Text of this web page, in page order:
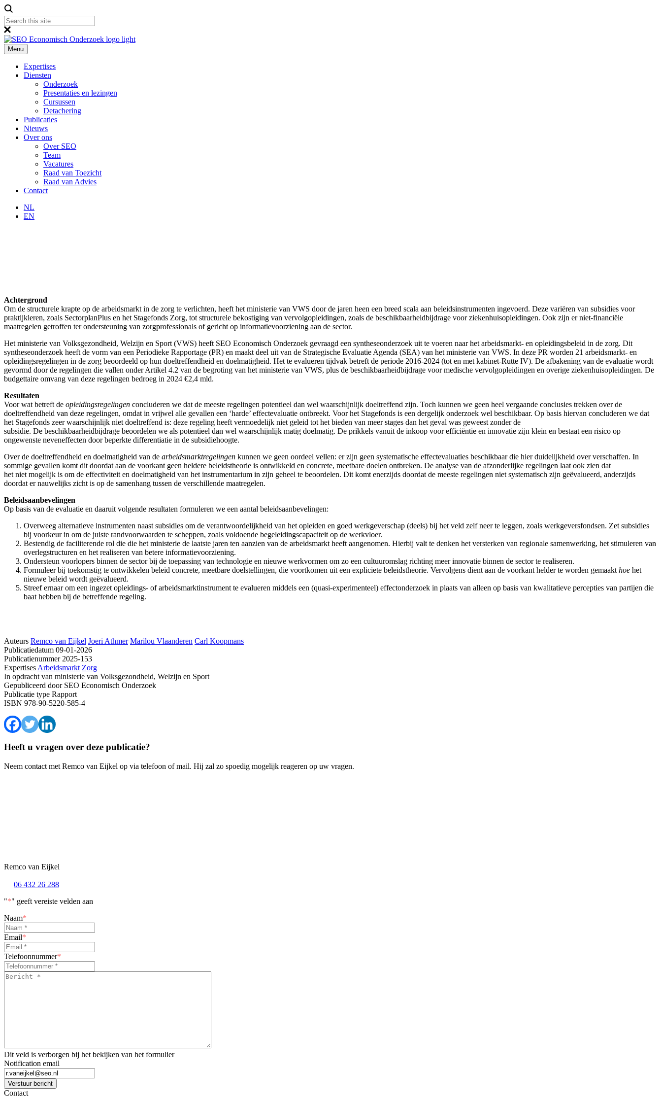
Menu
Expertises
Diensten
Onderzoek
Presentaties en lezingen
Cursussen
Detachering
Publicaties
Nieuws
Over ons
Over SEO
Team
Vacatures
Raad van Toezicht
Raad van Advies
Contact
NL
EN
Achtergrond
Om de structurele krapte op de arbeidsmarkt in de zorg te verlichten, heeft het ministerie van VWS door de jaren heen een breed scala aan beleidsinstrumenten ingevoerd. Deze variëren van subsidies voor
praktijkleren, zoals SectorplanPlus en het Stagefonds Zorg, tot structurele bekostiging van vervolgopleidingen, zoals de beschikbaarheidbijdrage voor ziekenhuisopleidingen. Ook zijn er niet-financiële
maatregelen getroffen ter ondersteuning van zorgprofessionals of gericht op informatievoorziening aan de sector.
Het ministerie van Volksgezondheid, Welzijn en Sport (VWS) heeft SEO Economisch Onderzoek gevraagd een syntheseonderzoek uit te voeren naar het arbeidsmarkt- en opleidingsbeleid in de zorg. Dit
syntheseonderzoek heeft de vorm van een Periodieke Rapportage (PR) en maakt deel uit van de Strategische Evaluatie Agenda (SEA) van het ministerie van VWS. In deze PR worden 21 arbeidsmarkt- en
opleidingsregelingen in de zorg beoordeeld op hun doeltreffendheid en doelmatigheid. Het te evalueren tijdvak betreft de periode 2016-2024 (tot en met kabinet-Rutte IV). De afbakening van de evaluatie wordt
gevormd door de regelingen die vallen onder Artikel 4.2 van de begroting van het ministerie van VWS, plus de beschikbaarheidbijdrage voor medische vervolgopleidingen en overige ziekenhuisopleidingen. De
budgettaire omvang van deze regelingen bedroeg in 2024 €2,4 mld.
Resultaten
Voor wat betreft de opleidingsregelingen concluderen we dat de meeste regelingen potentieel dan wel waarschijnlijk doeltreffend zijn. Toch kunnen we geen heel vergaande conclusies trekken over de
doeltreffendheid van deze regelingen, omdat in vrijwel alle gevallen een ‘harde’ effectevaluatie ontbreekt. Voor het Stagefonds is een dergelijk onderzoek wel beschikbaar. Op basis hiervan concluderen we dat
het Stagefonds zeer waarschijnlijk niet doeltreffend is: deze regeling heeft vermoedelijk niet geleid tot het bieden van meer stages dan het geval was geweest zonder de
subsidie. De beschikbaarheidbijdrage beoordelen we als potentieel dan wel waarschijnlijk matig doelmatig. De prikkels vanuit de inkoop voor efficiëntie en innovatie zijn klein en bestaat een risico op
ongewenste neveneffecten door beperkte differentiatie in de subsidiehoogte.
Over de doeltreffendheid en doelmatigheid van de arbeidsmarktregelingen kunnen we geen oordeel vellen: er zijn geen systematische effectevaluaties beschikbaar die hier duidelijkheid over verschaffen. In
sommige gevallen komt dit doordat aan de voorkant geen heldere beleidstheorie is ontwikkeld en concrete, meetbare doelen ontbreken. De analyse van de afzonderlijke regelingen laat ook zien dat
het niet mogelijk is om de effectiviteit en doelmatigheid van het instrumentarium in zijn geheel te beoordelen. Dit komt enerzijds doordat de meeste regelingen niet systematisch zijn geëvalueerd, anderzijds
doordat er nauwelijks zicht is op de samenhang tussen de verschillende maatregelen.
Beleidsaanbevelingen
Op basis van de evaluatie en daaruit volgende resultaten formuleren we een aantal beleidsaanbevelingen:
Overweeg alternatieve instrumenten naast subsidies om de verantwoordelijkheid van het opleiden en goed werkgeverschap (deels) bij het veld zelf neer te leggen, zoals werkgeversfondsen. Zet subsidies
bij voorkeur in om de juiste randvoorwaarden te scheppen, zoals voldoende begeleidingscapaciteit op de werkvloer.
Bestendig de faciliterende rol die die het ministerie de laatste jaren ten aanzien van de arbeidsmarkt heeft aangenomen. Hierbij valt te denken het versterken van regionale samenwerking, het stimuleren van
overlegstructuren en het realiseren van betere informatievoorziening.
Ondersteun voorlopers binnen de sector bij de toepassing van technologie en nieuwe werkvormen om zo een cultuuromslag richting meer innovatie binnen de sector te realiseren.
Formuleer bij toekomstig te ontwikkelen beleid concrete, meetbare doelstellingen, die voortkomen uit een expliciete beleidstheorie. Vervolgens dient aan de voorkant helder te worden gemaakt hoe het
nieuwe beleid wordt geëvalueerd.
Streef ernaar om een ingezet opleidings- of arbeidsmarktinstrument te evalueren middels een (quasi-experimenteel) effectonderzoek in plaats van alleen op basis van kwalitatieve percepties van partijen die
baat hebben bij de betreffende regeling.
Auteurs Remco van Eijkel Joeri Athmer Marilou Vlaanderen Carl Koopmans
Publicatiedatum 09-01-2026
Publicatienummer2025-153
Expertises Arbeidsmarkt Zorg
In opdracht van ministerie van Volksgezondheid, Welzijn en Sport
Gepubliceerd doorSEO Economisch Onderzoek
Publicatie type Rapport
ISBN 978-90-5220-585-4
Heeft u vragen over deze publicatie?
Neem contact met Remco van Eijkel op via telefoon of mail. Hij zal zo spoedig mogelijk reageren op uw vragen.
Remco van Eijkel
06 432 26 288
"*" geeft vereiste velden aan
Naam*
Email*
Telefoonnummer*
Bericht
Dit veld is verborgen bij het bekijken van het formulier
Notification email
Verstuur bericht
Contact